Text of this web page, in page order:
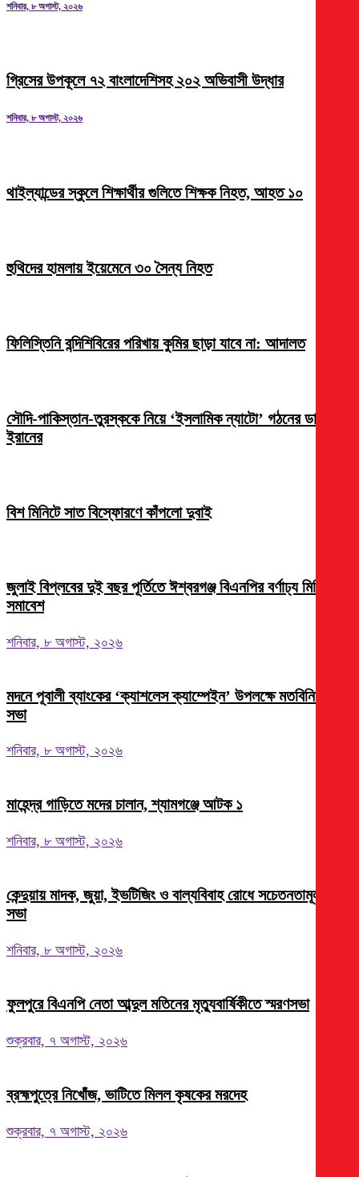
শনিবার, ৮ অগাস্ট, ২০২৬
গ্রিসের উপকূলে ৭২ বাংলাদেশিসহ ২০২ অভিবাসী উদ্ধার
শনিবার, ৮ অগাস্ট, ২০২৬
থাইল্যান্ডের স্কুলে শিক্ষার্থীর গুলিতে শিক্ষক নিহত, আহত ১০
হুথিদের হামলায় ইয়েমেনে ৩০ সৈন্য নিহত
ফিলিস্তিনি বন্দিশিবিরের পরিখায় কুমির ছাড়া যাবে না: আদালত
সৌদি-পাকিস্তান-তুরস্ককে নিয়ে ‘ইসলামিক ন্যাটো’ গঠনের ডাক
ইরানের
বিশ মিনিটে সাত বিস্ফোরণে কাঁপলো দুবাই
জুলাই বিপ্লবের দুই বছর পূর্তিতে ঈশ্বরগঞ্জ বিএনপির বর্ণাঢ্য মিছিল-
সমাবেশ
শনিবার, ৮ অগাস্ট, ২০২৬
মদনে পূবালী ব্যাংকের ‘ক্যাশলেস ক্যাম্পেইন’ উপলক্ষে মতবিনিময়
সভা
শনিবার, ৮ অগাস্ট, ২০২৬
মাহেন্দ্র গাড়িতে মদের চালান, শ্যামগঞ্জে আটক ১
শনিবার, ৮ অগাস্ট, ২০২৬
কেন্দুয়ায় মাদক, জুয়া, ইভটিজিং ও বাল্যবিবাহ রোধে সচেতনতামূলক
সভা
শনিবার, ৮ অগাস্ট, ২০২৬
ফুলপুরে বিএনপি নেতা আব্দুল মতিনের মৃত্যুবার্ষিকীতে স্মরণসভা
শুক্রবার, ৭ অগাস্ট, ২০২৬
ব্রহ্মপুত্রে নিখোঁজ, ভাটিতে মিলল কৃষকের মরদেহ
শুক্রবার, ৭ অগাস্ট, ২০২৬